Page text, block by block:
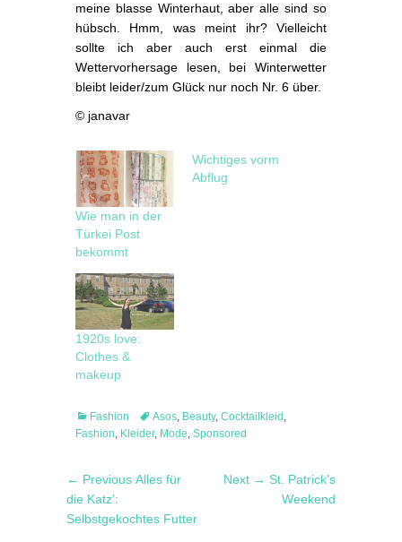
meine blasse Winterhaut, aber alle sind so
hübsch. Hmm, was meint ihr? Vielleicht
sollte ich aber auch erst einmal die
Wettervorhersage lesen, bei Winterwetter
bleibt leider/zum Glück nur noch Nr. 6 über.
© janavar
Wie man in der
Türkei Post
bekommt
Wichtiges vorm
Abflug
1920s love:
Clothes &
makeup
Categories
Fashion TagsAsos Beauty, Cocktailkleid
Fashion Kleider, Mode Sponsored
Post
navigation
← Previous Previous
Alles für
die Katz’:
Selbstgekochtes Futter
Next → Next
post:
St. Patrick’s
Weekend